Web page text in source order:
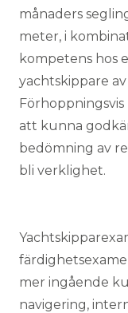
månaders
meter, i
kompetens hos
yachtskippare
att kunna
bedömning av
bli verklighet.
mer ingående
navigering,